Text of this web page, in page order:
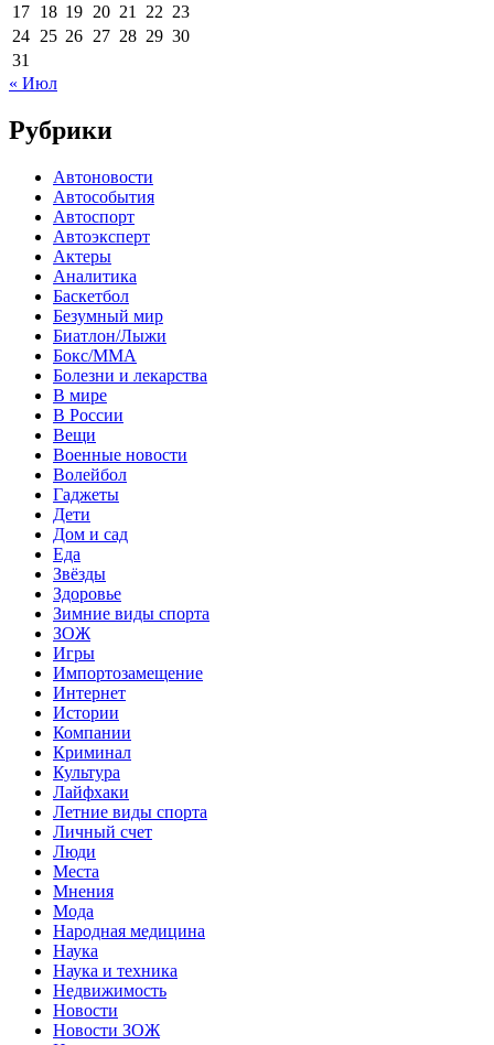
17 18 19 20 21 22 23
24 25 26 27 28 29 30
31
« Июл
Рубрики
Автоновости
Автособытия
Автоспорт
Автоэксперт
Актеры
Аналитика
Баскетбол
Безумный мир
Биатлон/Лыжи
Бокс/MMA
Болезни и лекарства
В мире
В России
Вещи
Военные новости
Волейбол
Гаджеты
Дети
Дом и сад
Еда
Звёзды
Здоровье
Зимние виды спорта
ЗОЖ
Игры
Импортозамещение
Интернет
Истории
Компании
Криминал
Культура
Лайфхаки
Летние виды спорта
Личный счет
Люди
Места
Мнения
Мода
Народная медицина
Наука
Наука и техника
Недвижимость
Новости
Новости ЗОЖ